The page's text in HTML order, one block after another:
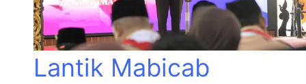
Lantik Mabicab